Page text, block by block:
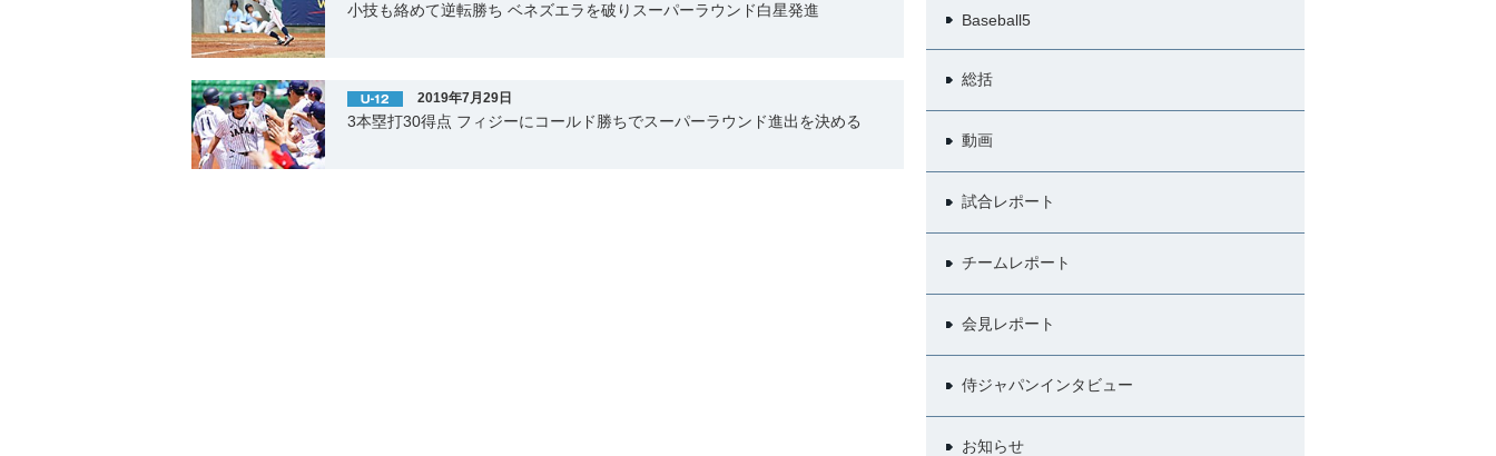
小技も絡めて逆転勝ち ベネズエラを破りスーパーラウンド白星発進
2019年7月29日
3本塁打30得点 フィジーにコールド勝ちでスーパーラウンド進出を決める
Baseball5
総括
動画
試合レポート
チームレポート
会見レポート
侍ジャパンインタビュー
お知らせ